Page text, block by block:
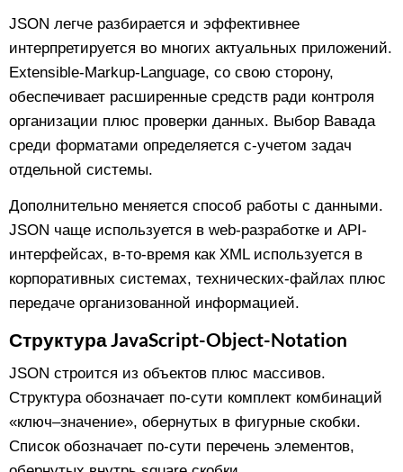
JSON легче разбирается и эффективнее
интерпретируется во многих актуальных приложений.
Extensible-Markup-Language, со свою сторону,
обеспечивает расширенные средств ради контроля
организации плюс проверки данных. Выбор Вавада
среди форматами определяется с-учетом задач
отдельной системы.
Дополнительно меняется способ работы с данными.
JSON чаще используется в web-разработке и API-
интерфейсах, в-то-время как XML используется в
корпоративных системах, технических-файлах плюс
передаче организованной информацией.
Структура JavaScript-Object-Notation
JSON строится из объектов плюс массивов.
Структура обозначает по-сути комплект комбинаций
«ключ–значение», обернутых в фигурные скобки.
Список обозначает по-сути перечень элементов,